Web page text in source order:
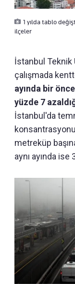
1 yılda tablo
ilçeler
İstanbul Teknik
çalışmada
ayında bir
yüzde 7
İstanbul'da
metreküp
aynı ayında